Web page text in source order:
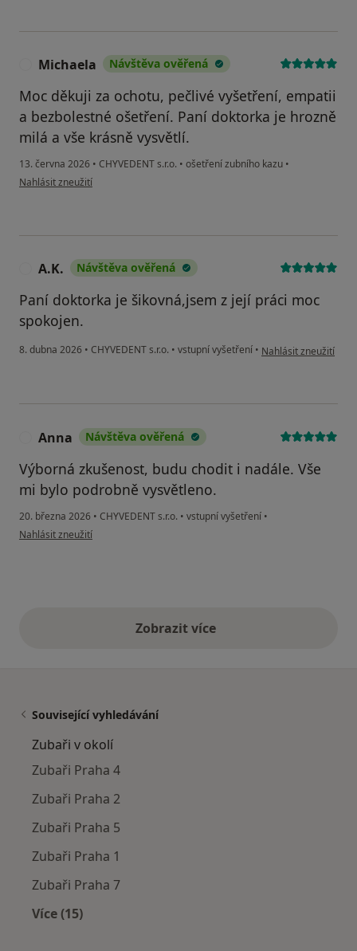
Michaela Návštěva ověřená
Moc děkuji za ochotu, pečlivé vyšetření, empatii
a bezbolestné ošetření. Paní doktorka je hrozně
milá a vše krásně vysvětlí.
13. června 2026 • CHYVEDENT s.r.o. • ošetření zubního kazu •
podle názoru uživatele Michaela
Nahlásit zneužití
A.K. Návštěva ověřená
Paní doktorka je šikovná,jsem z její práci moc
spokojen.
8. dubna 2026 • CHYVEDENT s.r.o. • vstupní vyšetření • podle názoru
Nahlásit zneužití
Anna Návštěva ověřená
Výborná zkušenost, budu chodit i nadále. Vše
mi bylo podrobně vysvětleno.
20. března 2026 • CHYVEDENT s.r.o. • vstupní vyšetření •
podle názoru uživatele Anna
Nahlásit zneužití
Zobrazit vícevýše uvedené názory
Související vyhledávání
Zubaři v okolí
Zubaři Praha 4
Zubaři Praha 2
Zubaři Praha 5
Zubaři Praha 1
Zubaři Praha 7
Více (15)